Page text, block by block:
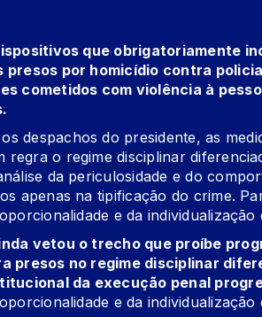
que obrigatoriamente
presos por homicídio contra
cometidos com violência à
despachos do presidente, as
regra o regime disciplinar
da periculosidade e do
apenas na tipificação do crime.
e da individualização
vetou o trecho que proíbe
presos no regime disciplinar
da execução penal
e da individualização